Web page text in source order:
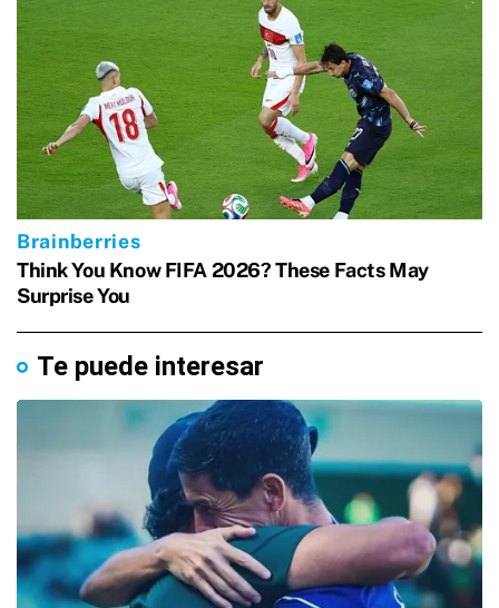
Te puede interesar